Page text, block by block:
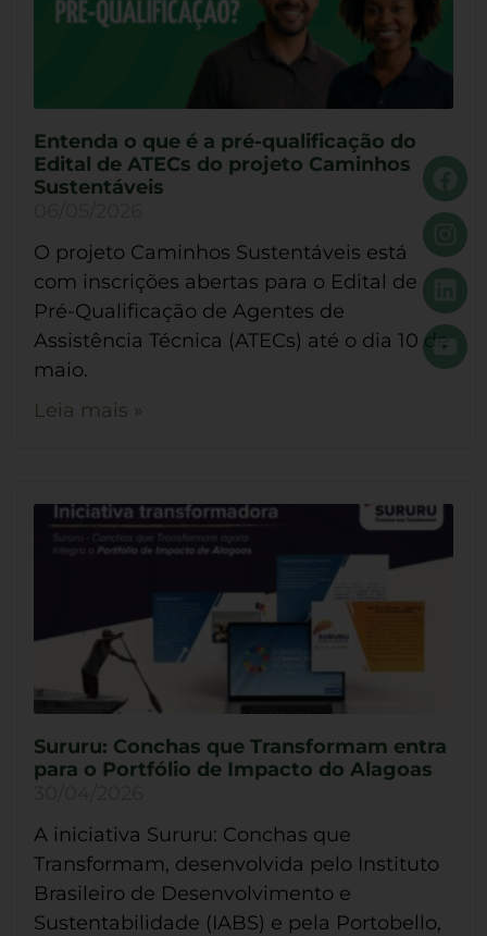
Entenda o que é a pré-qualificação do
Edital de ATECs do projeto Caminhos
Sustentáveis
O projeto Caminhos Sustentáveis está
com inscrições abertas para o Edital de
Pré-Qualificação de Agentes de
Assistência Técnica (ATECs) até o dia 10 de
maio.
Leia mais »
Sururu: Conchas que Transformam entra
para o Portfólio de Impacto do Alagoas
A iniciativa Sururu: Conchas que
Transformam, desenvolvida pelo Instituto
Brasileiro de Desenvolvimento e
Sustentabilidade (IABS) e pela Portobello,